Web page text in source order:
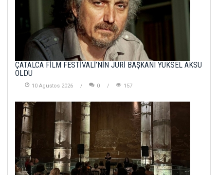
ÇATALCA FİLM FESTİVALİ’NİN JÜRİ BAŞKANI YÜKSEL AKSU
OLDU
10 Agustos 2026 0 157